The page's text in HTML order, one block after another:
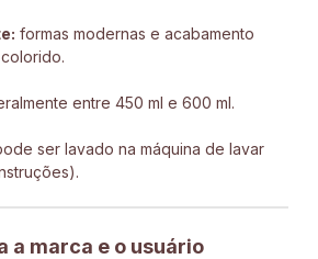
formas modernas e acabamento
entre 450 ml e 600 ml.
ser lavado na máquina de lavar
a marca e o usuário